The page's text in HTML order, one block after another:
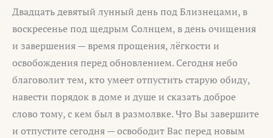
Двадцать девятый лунный день под Близнецами, в
воскресенье под щедрым Солнцем, в день очищения
и завершения — время прощения, лёгкости и
освобождения перед обновлением. Сегодня небо
благоволит тем, кто умеет отпустить старую обиду,
навести порядок в доме и душе и сказать доброе
слово тому, с кем был в размолвке. Что Вы завершите
и отпустите сегодня — освободит Вас перед новым